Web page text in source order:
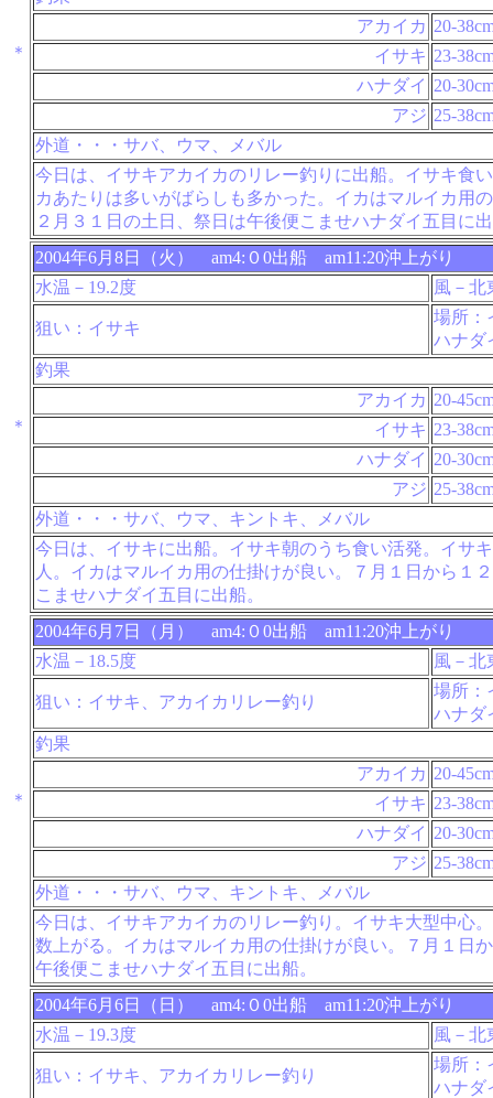
＊
アカイカ 20-
イサキ 23-
ハナダイ 20-
アジ 25-
外道・・・サバ、ウマ、メバル
今日は、イサキアカイカのリレー釣りに出船。イサキ食
カあたりは多いがばらしも多かった。イカはマルイカ用
２月３１日の土日、祭日は午後便こませハナダイ五目に
＊
2004年6月8日（火） am4:０0出船 am11:20沖上がり
水温－19.2度
風－北
狙い：イサキ
場所：
ハナダ
釣果
アカイカ 20-
イサキ 23-
ハナダイ 20-
アジ 25-
外道・・・サバ、ウマ、キントキ、メバル
今日は、イサキに出船。イサキ朝のうち食い活発。イサ
人。イカはマルイカ用の仕掛けが良い。７月１日から１
こませハナダイ五目に出船。
＊
2004年6月7日（月） am4:０0出船 am11:20沖上がり
水温－18.5度
風－北
狙い：イサキ、アカイカリレー釣り
場所：
ハナダ
釣果
アカイカ 20-
イサキ 23-
ハナダイ 20-
アジ 25-
外道・・・サバ、ウマ、キントキ、メバル
今日は、イサキアカイカのリレー釣り。イサキ大型中心
数上がる。イカはマルイカ用の仕掛けが良い。７月１日
午後便こませハナダイ五目に出船。
2004年6月6日（日） am4:０0出船 am11:20沖上がり
水温－19.3度
風－北
狙い：イサキ、アカイカリレー釣り
場所：
ハナダ